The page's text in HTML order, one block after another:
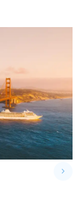
keyboard_arrow_right